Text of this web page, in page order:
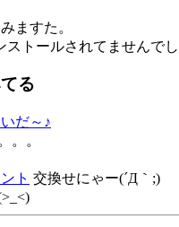
ますた。
ストールされてませんでし
る
だ～♪
。。
ト 交換せにゃー(´Д｀;)